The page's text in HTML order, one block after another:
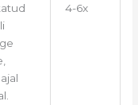
4-6x